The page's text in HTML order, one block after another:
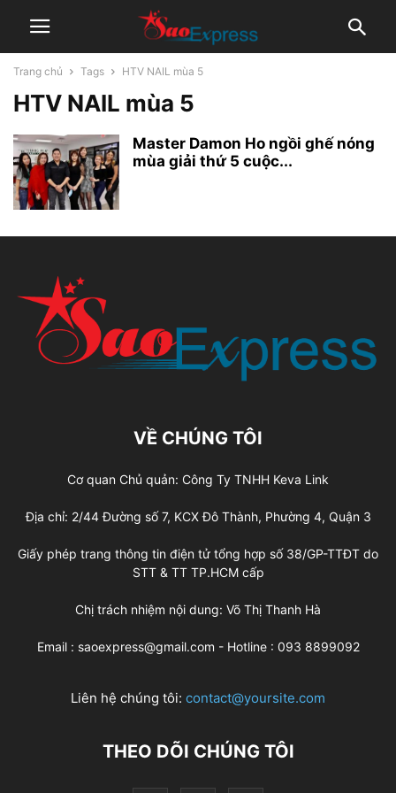
Trang chủ Tags HTV NAIL mùa 5
HTV NAIL mùa 5
Master Damon Ho ngồi ghế nóng
mùa giải thứ 5 cuộc...
VỀ CHÚNG TÔI
Cơ quan Chủ quản: Công Ty TNHH Keva Link
Địa chỉ: 2/44 Đường số 7, KCX Đô Thành, Phường 4, Quận 3
Giấy phép trang thông tin điện tử tổng hợp số 38/GP-TTĐT do
STT & TT TP.HCM cấp
Chị trách nhiệm nội dung: Võ Thị Thanh Hà
Email : saoexpress@gmail.com - Hotline : 093 8899092
Liên hệ chúng tôi: contact@yoursite.com
THEO DÕI CHÚNG TÔI